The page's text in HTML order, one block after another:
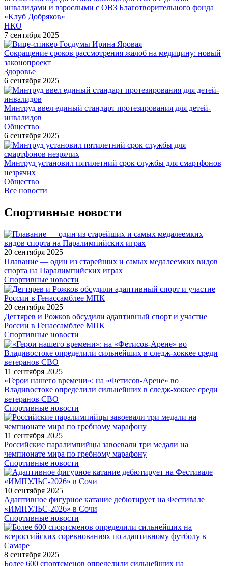
инвалидами и взрослыми с ОВЗ Благотворительного фонда
«Клуб Добряков»
НКО
7 сентября 2025
Сокращение сроков рассмотрения жалоб на медицину: новый
законопроект
Здоровье
6 сентября 2025
Минтруд ввел единый стандарт протезирования для детей-
инвалидов
Общество
6 сентября 2025
Минтруд установил пятилетний срок службы для смартфонов
незрячих
Общество
Все новости
Спортивные новости
20 сентября 2025
Плавание — один из старейших и самых медалеемких видов
спорта на Паралимпийских играх
Спортивные новости
20 сентября 2025
Дегтярев и Рожков обсудили адаптивный спорт и участие
России в Генассамблее МПК
Спортивные новости
11 сентября 2025
«Герои нашего времени»: на «Фетисов-Арене» во
Владивостоке определили сильнейших в следж-хоккее среди
ветеранов СВО
Спортивные новости
11 сентября 2025
Российские паралимпийцы завоевали три медали на
чемпионате мира по гребному марафону
Спортивные новости
10 сентября 2025
Адаптивное фигурное катание дебютирует на Фестивале
«ИМПУЛЬС-2026» в Сочи
Спортивные новости
8 сентября 2025
Более 600 спортсменов определили сильнейших на